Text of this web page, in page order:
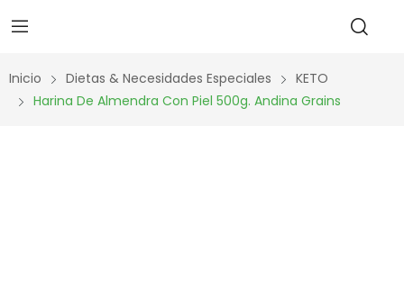
Inicio Dietas & Necesidades Especiales
KETO
Harina De Almendra Con Piel 500g. Andina Grains